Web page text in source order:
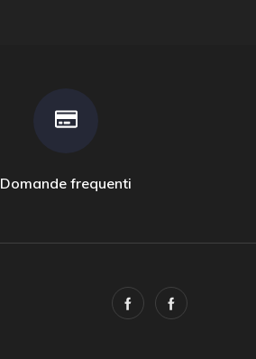
Domande frequenti